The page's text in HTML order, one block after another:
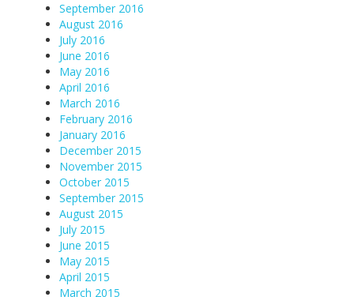
September 2016
August 2016
July 2016
June 2016
May 2016
April 2016
March 2016
February 2016
January 2016
December 2015
November 2015
October 2015
September 2015
August 2015
July 2015
June 2015
May 2015
April 2015
March 2015